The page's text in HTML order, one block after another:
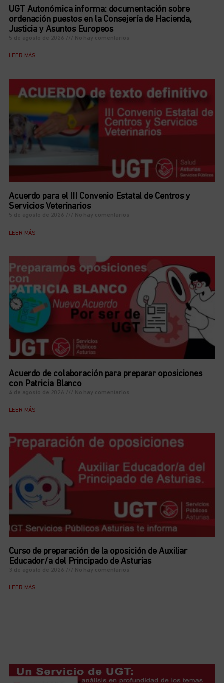
UGT Autonómica informa: documentación sobre
ordenación puestos en la Consejería de Hacienda,
Justicia y Asuntos Europeos
5 de agosto de 2026 No hay comentarios
LEER MÁS
Acuerdo para el III Convenio Estatal de Centros y
Servicios Veterinarios
5 de agosto de 2026 No hay comentarios
LEER MÁS
Acuerdo de colaboración para preparar oposiciones
con Patricia Blanco
4 de agosto de 2026 No hay comentarios
LEER MÁS
Curso de preparación de la oposición de Auxiliar
Educador/a del Principado de Asturias
3 de agosto de 2026 No hay comentarios
LEER MÁS